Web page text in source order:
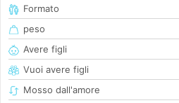
Formato
peso
Avere figli
Vuoi avere figli
Mosso dall'amore